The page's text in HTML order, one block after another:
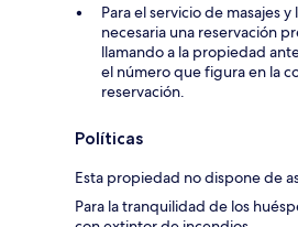
Para el servicio de masajes
necesaria una reservación
llamando a la propiedad
el número que figura en la
reservación.
Políticas
Esta propiedad no dispone de
Para la tranquilidad de los